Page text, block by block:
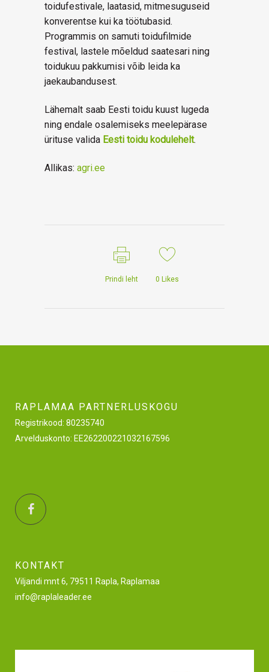
toidufestivale, laatasid, mitmesuguseid
konverentse kui ka töötubasid.
Programmis on samuti toidufilmide
festival, lastele mõeldud saatesari ning
toidukuu pakkumisi võib leida ka
jaekaubandusest.
Lähemalt saab Eesti toidu kuust lugeda
ning endale osalemiseks meelepärase
ürituse valida Eesti toidu kodulehelt.
Allikas: agri.ee
Prindi leht 0 Likes
RAPLAMAA PARTNERLUSKOGU
Registrikood: 80235740
Arvelduskonto: EE262200221032167596
KONTAKT
Viljandi mnt 6, 79511 Rapla, Raplamaa
info@raplaleader.ee